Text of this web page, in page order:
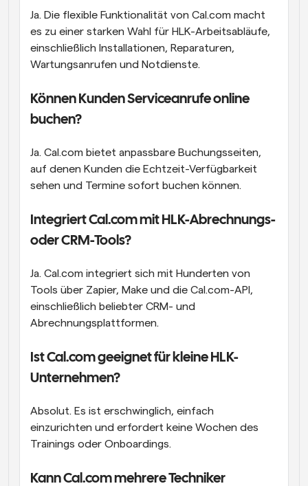
Ja. Die flexible Funktionalität von Cal.com macht
es zu einer starken Wahl für HLK-Arbeitsabläufe,
einschließlich Installationen, Reparaturen,
Wartungsanrufen und Notdienste.
Können Kunden Serviceanrufe online
buchen?
Ja. Cal.com bietet anpassbare Buchungsseiten,
auf denen Kunden die Echtzeit-Verfügbarkeit
sehen und Termine sofort buchen können.
Integriert Cal.com mit HLK-Abrechnungs-
oder CRM-Tools?
Ja. Cal.com integriert sich mit Hunderten von
Tools über Zapier, Make und die Cal.com-API,
einschließlich beliebter CRM- und
Abrechnungsplattformen.
Ist Cal.com geeignet für kleine HLK-
Unternehmen?
Absolut. Es ist erschwinglich, einfach
einzurichten und erfordert keine Wochen des
Trainings oder Onboardings.
Kann Cal.com mehrere Techniker